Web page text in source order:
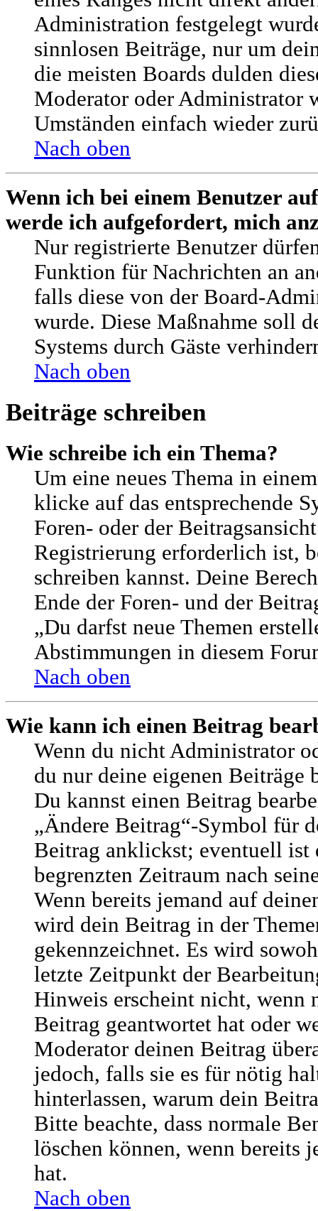
Administration festgelegt
sinnlosen Beiträge, nur um
die meisten Boards dulden
Moderator oder Administrator
Umständen einfach wieder
Nach oben
Wenn ich bei einem Benutzer
werde ich aufgefordert, mich
Nur registrierte Benutzer
Funktion für Nachrichten an
falls diese von der Board-
wurde. Diese Maßnahme soll
Systems durch Gäste
Nach oben
Beiträge schreiben
Wie schreibe ich ein Thema?
Um eine neues Thema in
klicke auf das entsprechende
Foren- oder der
Registrierung erforderlich ist,
schreiben kannst. Deine
Ende der Foren- und der
„Du darfst neue Themen
Abstimmungen in diesem
Nach oben
Wie kann ich einen Beitrag
Wenn du nicht Administrator
du nur deine eigenen Beiträge
Du kannst einen Beitrag
„Ändere Beitrag“-Symbol für
Beitrag anklickst; eventuell ist
begrenzten Zeitraum nach
Wenn bereits jemand auf
wird dein Beitrag in der
gekennzeichnet. Es wird
letzte Zeitpunkt der
Hinweis erscheint nicht, wenn
Beitrag geantwortet hat oder
Moderator deinen Beitrag
jedoch, falls sie es für nötig
hinterlassen, warum dein
Bitte beachte, dass normale
löschen können, wenn bereits
hat.
Nach oben